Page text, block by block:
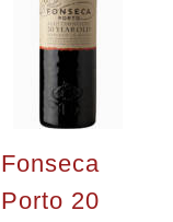
Fonseca
Porto 20